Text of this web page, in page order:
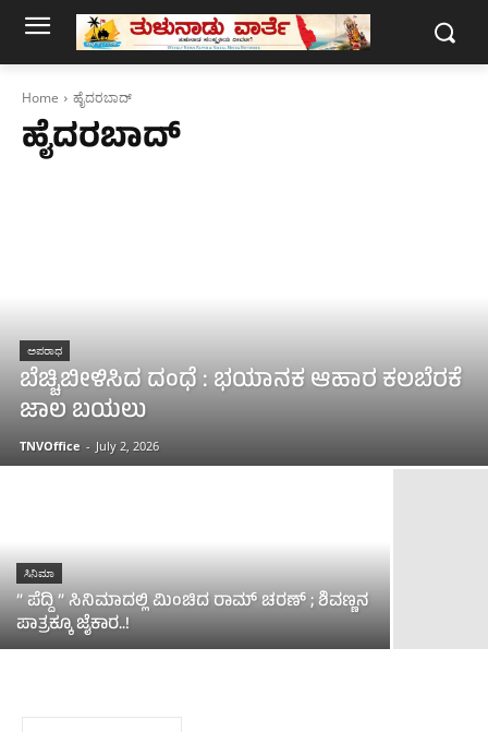
Home ಹೈದರಬಾದ್‌
ಹೈದರಬಾದ್‌
ಅಪರಾಧ
ಬೆಚ್ಚಿಬೀಳಿಸಿದ ದಂಧೆ : ಭಯಾನಕ ಆಹಾರ ಕಲಬೆರಕೆ
ಜಾಲ ಬಯಲು
TNVOffice - July 2, 2026
ಸಿನಿಮಾ
” ಪೆದ್ದಿ ” ಸಿನಿಮಾದಲ್ಲಿ ಮಿಂಚಿದ ರಾಮ್ ಚರಣ್ ; ಶಿವಣ್ಣನ
ಪಾತ್ರಕ್ಕೂ ಜೈಕಾರ..!